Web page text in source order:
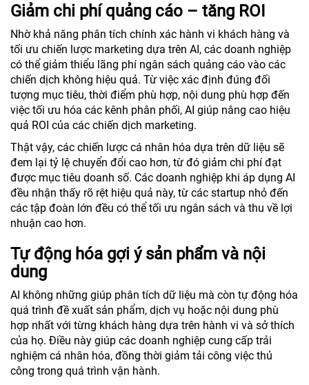
Giảm chi phí quảng cáo – tăng ROI
Nhờ khả năng phân tích chính xác hành vi khách hàng và
tối ưu chiến lược marketing dựa trên AI, các doanh nghiệp
có thể giảm thiểu lãng phí ngân sách quảng cáo vào các
chiến dịch không hiệu quả. Từ việc xác định đúng đối
tượng mục tiêu, thời điểm phù hợp, nội dung phù hợp đến
việc tối ưu hóa các kênh phân phối, AI giúp nâng cao hiệu
quả ROI của các chiến dịch marketing.
Thật vậy, các chiến lược cá nhân hóa dựa trên dữ liệu sẽ
đem lại tỷ lệ chuyển đổi cao hơn, từ đó giảm chi phí đạt
được mục tiêu doanh số. Các doanh nghiệp khi áp dụng AI
đều nhận thấy rõ rệt hiệu quả này, từ các startup nhỏ đến
các tập đoàn lớn đều có thể tối ưu ngân sách và thu về lợi
nhuận cao hơn.
Tự động hóa gợi ý sản phẩm và nội
dung
AI không những giúp phân tích dữ liệu mà còn tự động hóa
quá trình đề xuất sản phẩm, dịch vụ hoặc nội dung phù
hợp nhất với từng khách hàng dựa trên hành vi và sở thích
của họ. Điều này giúp các doanh nghiệp cung cấp trải
nghiệm cá nhân hóa, đồng thời giảm tải công việc thủ
công trong quá trình vận hành.